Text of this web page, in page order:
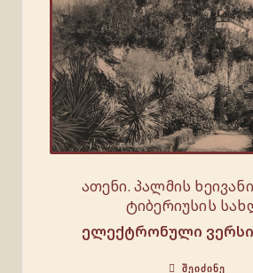
ათენი. პალმის
ტიბერიუსის
ელექტრონული
ᲨᲔᲘᲫᲘᲜᲔ